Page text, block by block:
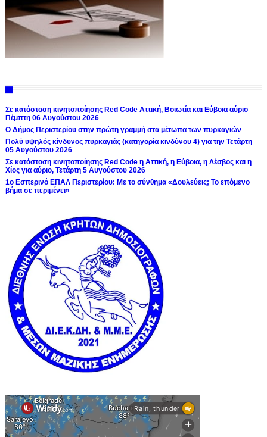
Σε κατάσταση κινητοποίησης Red Code Αττική, Βοιωτία και Εύβοια αύριο
Πέμπτη 06 Αυγούστου 2026
Ο Δήμος Περιστερίου στην πρώτη γραμμή στα μέτωπα των πυρκαγιών
Πολύ υψηλός κίνδυνος πυρκαγιάς (κατηγορία κινδύνου 4) για την Τετάρτη
05 Αυγούστου 2026
Σε κατάσταση κινητοποίησης Red Code η Αττική, η Εύβοια, η Λέσβος και η
Χίος για αύριο, Τετάρτη 5 Αυγούστου 2026
1ο Εσπερινό ΕΠΑΛ Περιστερίου: Με το σύνθημα «Δουλεύεις; Το επόμενο
βήμα σε περιμένει»